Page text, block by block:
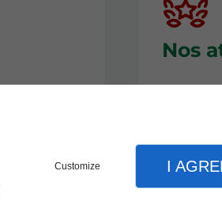
Customize I
Nos